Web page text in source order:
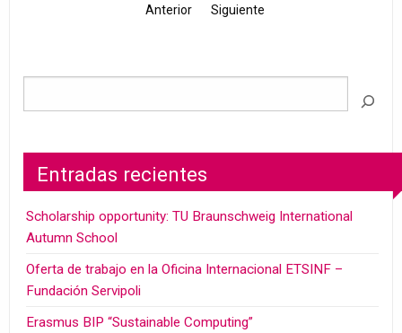
Anterior Siguiente
Entradas recientes
Scholarship opportunity: TU Braunschweig International
Autumn School
Oferta de trabajo en la Oficina Internacional ETSINF –
Fundación Servipoli
Erasmus BIP “Sustainable Computing”